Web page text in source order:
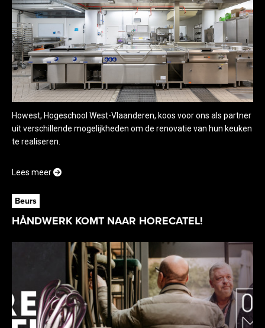
Howest, Hogeschool West-Vlaanderen, koos voor ons als partner
uit verschillende mogelijkheden om de renovatie van hun keuken
te realiseren.
Lees meer
Beurs
HÅNDWERK KOMT NAAR HORECATEL!